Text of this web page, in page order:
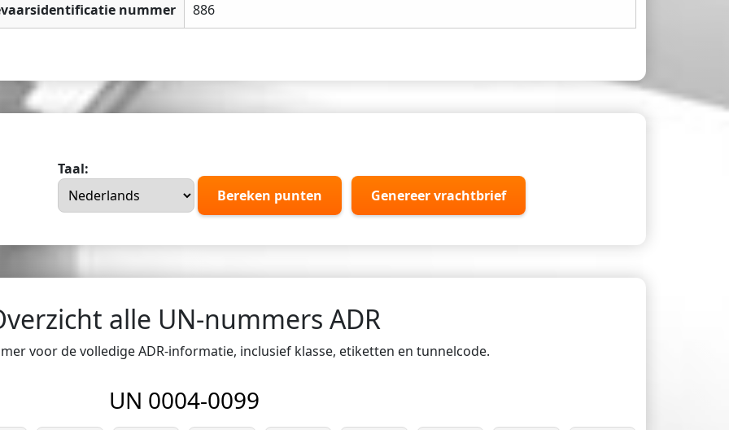
nummer 886
Taal:
Bereken punten
Genereer vrachtbrief
alle UN-nummers ADR
voor de volledige ADR-informatie, inclusief klasse, etiketten en tunnelcode.
UN 0004-0099